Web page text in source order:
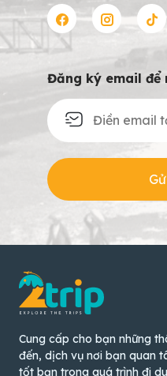
Đăng ký email để
Cung cấp cho bạn những
đến, dịch vụ nơi bạn quan
tốt bạn trong quá trình đi